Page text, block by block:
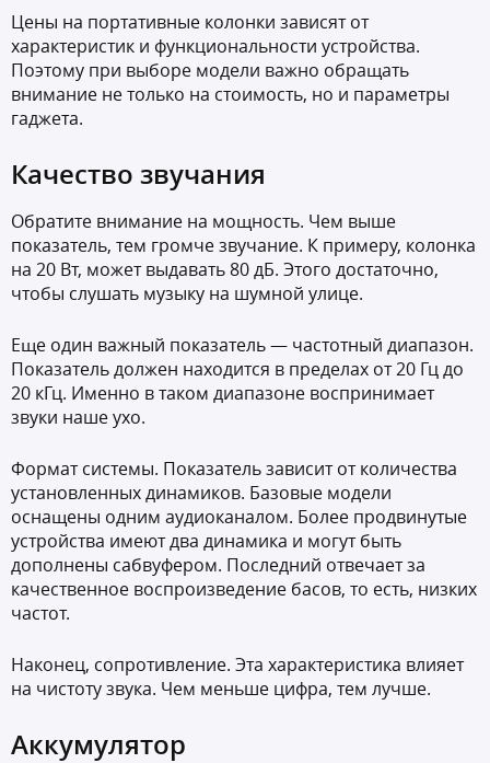
Цены на портативные колонки зависят от
характеристик и функциональности устройства.
Поэтому при выборе модели важно обращать
внимание не только на стоимость, но и параметры
гаджета.
Качество звучания
Обратите внимание на мощность. Чем выше
показатель, тем громче звучание. К примеру, колонка
на 20 Вт, может выдавать 80 дБ. Этого достаточно,
чтобы слушать музыку на шумной улице.
Еще один важный показатель — частотный диапазон.
Показатель должен находится в пределах от 20 Гц до
20 кГц. Именно в таком диапазоне воспринимает
звуки наше ухо.
Формат системы. Показатель зависит от количества
установленных динамиков. Базовые модели
оснащены одним аудиоканалом. Более продвинутые
устройства имеют два динамика и могут быть
дополнены сабвуфером. Последний отвечает за
качественное воспроизведение басов, то есть, низких
частот.
Наконец, сопротивление. Эта характеристика влияет
на чистоту звука. Чем меньше цифра, тем лучше.
Аккумулятор